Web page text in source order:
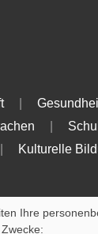
Kulturelle
Ihre